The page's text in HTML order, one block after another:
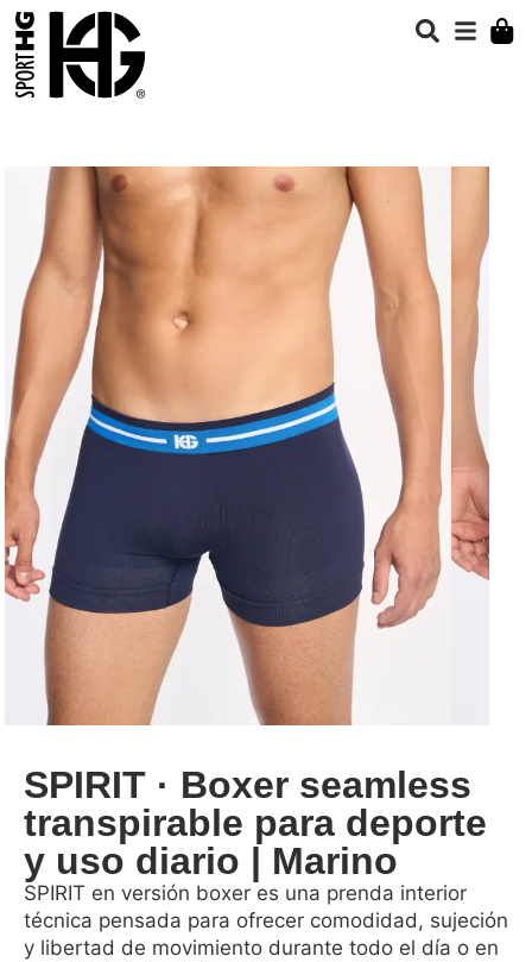
SPIRIT · Boxer seamless
transpirable para deporte
y uso diario | Marino
SPIRIT en versión boxer es una prenda interior
técnica pensada para ofrecer comodidad, sujeción
y libertad de movimiento durante todo el día o en